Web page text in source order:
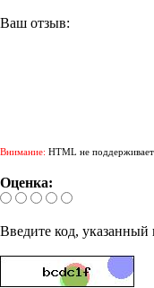
Ваш отзыв:
Внимание: HTML не
Оценка:
Введите код, указанный